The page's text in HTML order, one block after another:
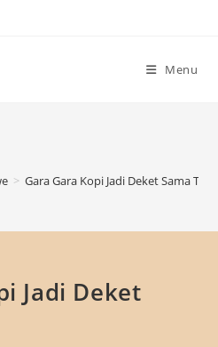
Menu
> Gara Gara Kopi Jadi Deket Sama
Jadi Deket